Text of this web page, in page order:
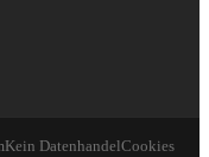
Kein DatenhandelCookies